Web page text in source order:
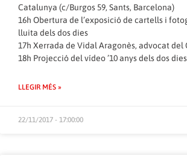
Catalunya (c/Burgos 59, Sants, Barcelona)
16h Obertura de l’exposició de cartells i
lluita dels dos dies
17h Xerrada de Vidal Aragonès, advocat del
18h Projecció del vídeo ’10 anys dels dos
LLEGIR MÉS »
22/11/2017 - 17:00:00